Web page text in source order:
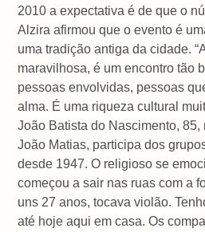
2010 a expectativa é de que o
Alzira afirmou que o evento é
uma tradição antiga da cidade.
maravilhosa, é um encontro tão
pessoas envolvidas, pessoas
alma. É uma riqueza cultural
João Batista do Nascimento,
João Matias, participa dos
desde 1947. O religioso se
começou a sair nas ruas com a
uns 27 anos, tocava violão.
até hoje aqui em casa. Os